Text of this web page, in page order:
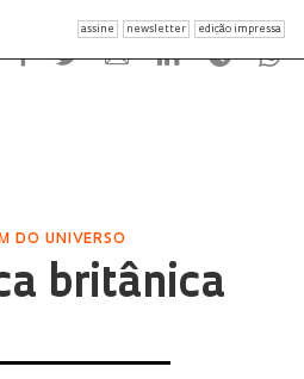
assine newsletter edição impressa
DO UNIVERSO
britânica